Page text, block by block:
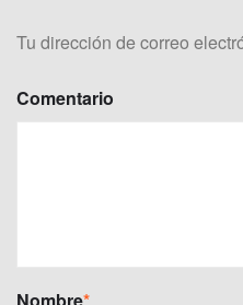
Tu dirección de correo
Comentario